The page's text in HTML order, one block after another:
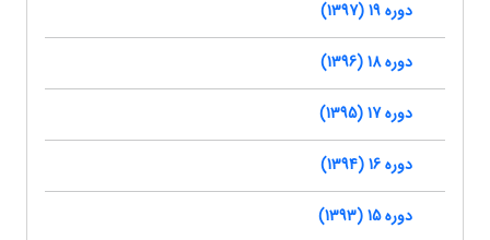
دوره 19 (1397)
دوره 18 (1396)
دوره 17 (1395)
دوره 16 (1394)
دوره 15 (1393)